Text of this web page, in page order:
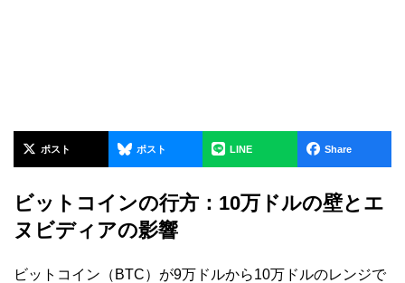
ポスト ポスト LINE Share
ビットコインの行方：10万ドルの壁とエ
ヌビディアの影響
ビットコイン（BTC）が9万ドルから10万ドルのレンジで